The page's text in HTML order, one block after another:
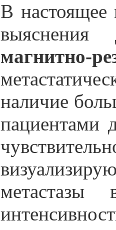
В настоящее
выяснения
магнитно-
наличие
пациентами